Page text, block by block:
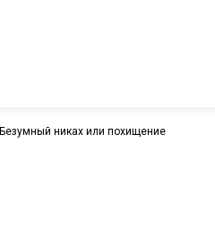
Безумный никах или похищение